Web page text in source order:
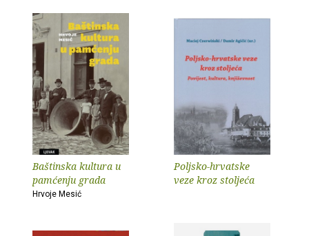
Baštinska kultura u
pamćenju grada
Hrvoje Mesić
Poljsko-hrvatske
veze kroz stoljeća